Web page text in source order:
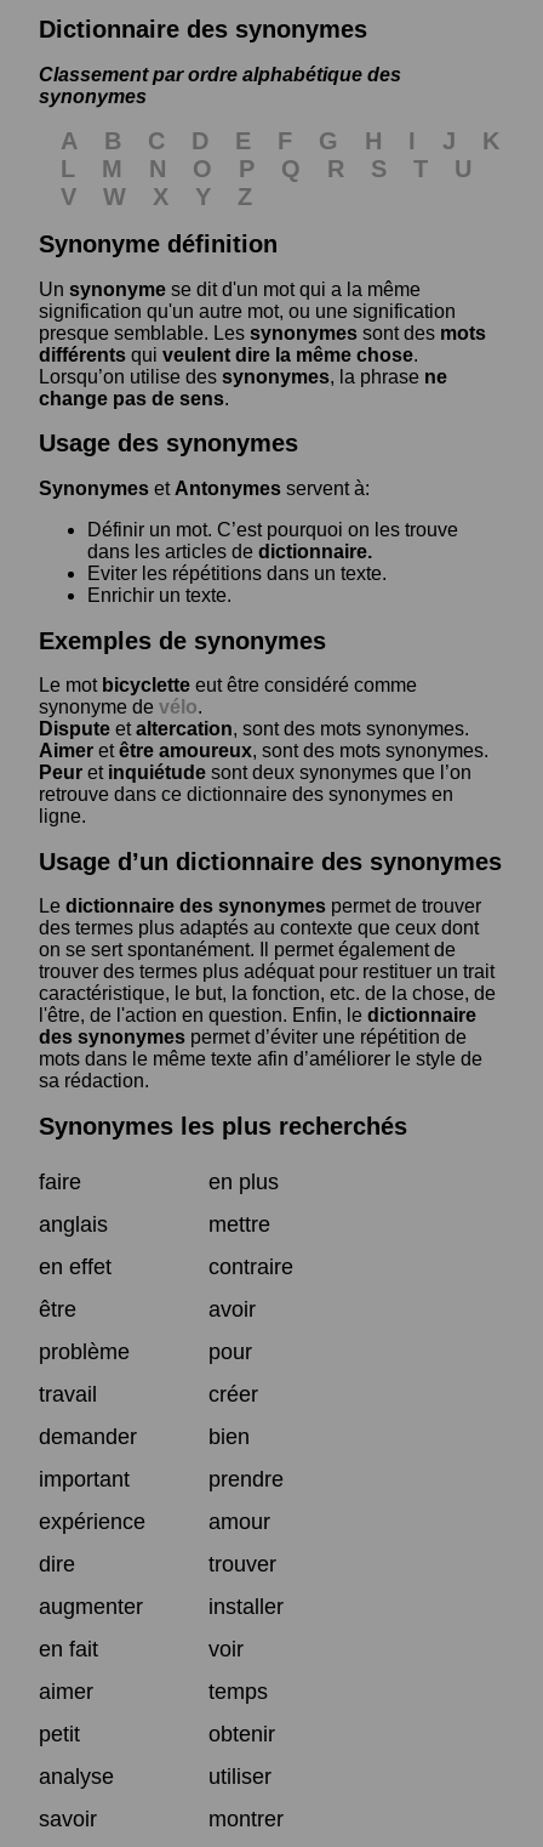
Dictionnaire des synonymes
Classement par ordre alphabétique des
synonymes
A B C D E F G H I J
K
L
M N O P Q R S T
U
V
W X Y
Z
Synonyme définition
Un synonyme se dit d'un mot qui a la même
signification qu'un autre mot, ou une signification
presque semblable. Les synonymes sont des mots
différents qui veulent dire la même chose.
Lorsqu’on utilise des synonymes, la phrase ne
change pas de sens.
Usage des synonymes
Synonymes et Antonymes servent à:
Définir un mot. C’est pourquoi on les trouve
dans les articles de dictionnaire.
Eviter les répétitions dans un texte.
Enrichir un texte.
Exemples de synonymes
Le mot bicyclette eut être considéré comme
synonyme de vélo.
Dispute etaltercation, sont des mots synonymes.
Aimer etêtre amoureux, sont des mots synonymes.
Peur et inquiétude sont deux synonymes que l’on
retrouve dans ce dictionnaire des synonymes en
ligne.
Usage d’un dictionnaire des synonymes
Le dictionnaire des synonymes permet de trouver
des termes plus adaptés au contexte que ceux dont
on se sert spontanément. Il permet également de
trouver des termes plus adéquat pour restituer un trait
caractéristique, le but, la fonction, etc. de la chose, de
l'être, de l'action en question. Enfin, le dictionnaire
des synonymes permet d’éviter une répétition de
mots dans le même texte afin d’améliorer le style de
sa rédaction.
Synonymes les plus recherchés
faire
en plus
anglais
mettre
en effet
contraire
être
avoir
problème
pour
travail
créer
demander
bien
important
prendre
expérience
amour
dire
trouver
augmenter
installer
en fait
voir
aimer
temps
petit
obtenir
analyse
utiliser
savoir
montrer